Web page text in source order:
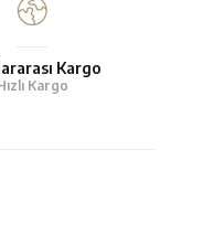
Kargo
Kargo